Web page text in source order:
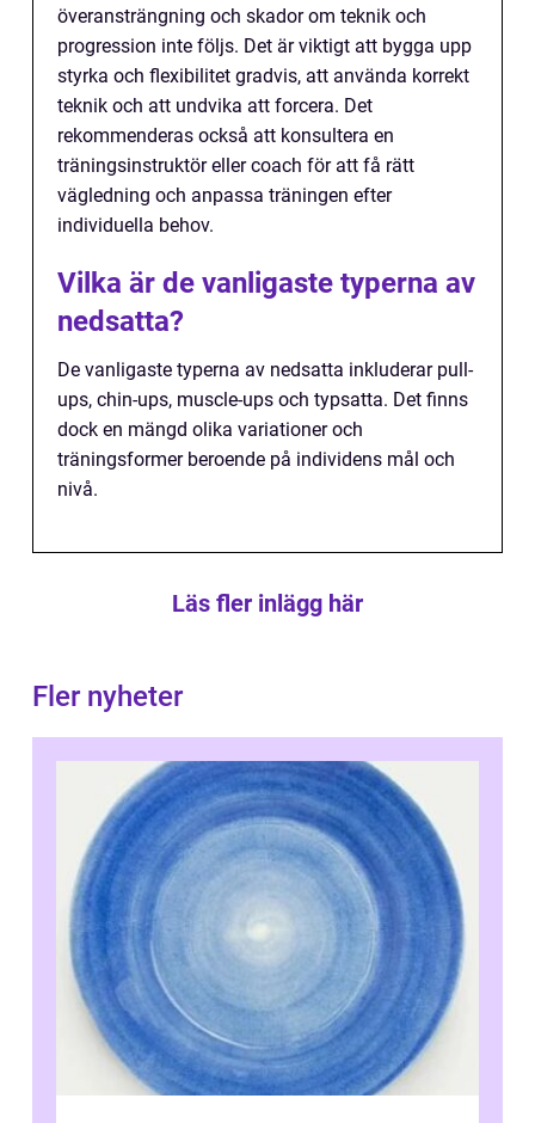
överansträngning och skador om teknik och
progression inte följs. Det är viktigt att bygga upp
styrka och flexibilitet gradvis, att använda korrekt
teknik och att undvika att forcera. Det
rekommenderas också att konsultera en
träningsinstruktör eller coach för att få rätt
vägledning och anpassa träningen efter
individuella behov.
Vilka är de vanligaste typerna av
nedsatta?
De vanligaste typerna av nedsatta inkluderar pull-
ups, chin-ups, muscle-ups och typsatta. Det finns
dock en mängd olika variationer och
träningsformer beroende på individens mål och
nivå.
Läs fler inlägg här
Fler nyheter